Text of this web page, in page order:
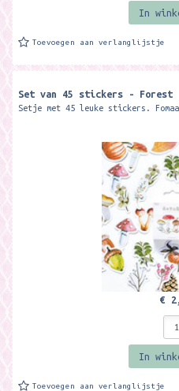
In
Toevoegen aan verlanglijstje
Set van 45 stickers - Forest
Setje met 45 leuke stickers.
€
In
Toevoegen aan verlanglijstje